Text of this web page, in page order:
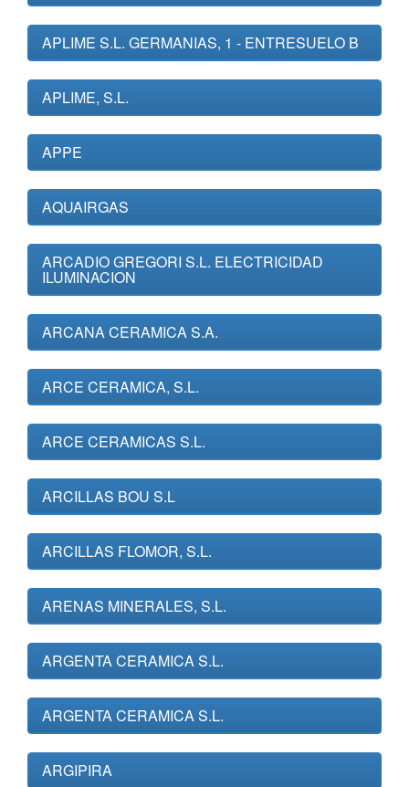
APLIME S.L. GERMANIAS, 1 - ENTRESUELO B
APLIME, S.L.
APPE
AQUAIRGAS
ARCADIO GREGORI S.L. ELECTRICIDAD
ILUMINACION
ARCANA CERAMICA S.A.
ARCE CERAMICA, S.L.
ARCE CERAMICAS S.L.
ARCILLAS BOU S.L
ARCILLAS FLOMOR, S.L.
ARENAS MINERALES, S.L.
ARGENTA CERAMICA S.L.
ARGENTA CERAMICA S.L.
ARGIPIRA